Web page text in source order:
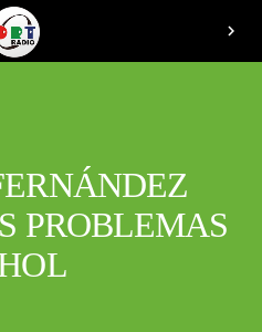
chevron_right
PROBLEMAS